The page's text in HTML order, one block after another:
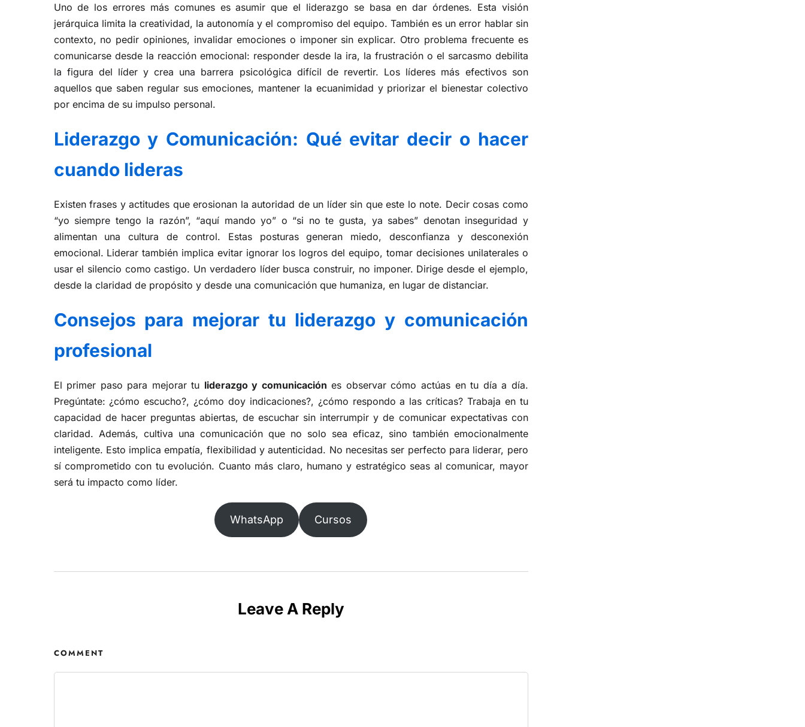
Uno de los errores más comunes es asumir que el liderazgo se basa en dar órdenes. Esta visión
jerárquica limita la creatividad, la autonomía y el compromiso del equipo. También es un error hablar sin
contexto, no pedir opiniones, invalidar emociones o imponer sin explicar. Otro problema frecuente es
comunicarse desde la reacción emocional: responder desde la ira, la frustración o el sarcasmo debilita
la figura del líder y crea una barrera psicológica difícil de revertir. Los líderes más efectivos son
aquellos que saben regular sus emociones, mantener la ecuanimidad y priorizar el bienestar colectivo
por encima de su impulso personal.
Liderazgo y Comunicación: Qué evitar decir o hacer
cuando lideras
Existen frases y actitudes que erosionan la autoridad de un líder sin que este lo note. Decir cosas como
“yo siempre tengo la razón”, “aquí mando yo” o “si no te gusta, ya sabes” denotan inseguridad y
alimentan una cultura de control. Estas posturas generan miedo, desconfianza y desconexión
emocional. Liderar también implica evitar ignorar los logros del equipo, tomar decisiones unilaterales o
usar el silencio como castigo. Un verdadero líder busca construir, no imponer. Dirige desde el ejemplo,
desde la claridad de propósito y desde una comunicación que humaniza, en lugar de distanciar.
Consejos para mejorar tu liderazgo y comunicación
profesional
El primer paso para mejorar tu liderazgo y comunicación es observar cómo actúas en tu día a día.
Pregúntate: ¿cómo escucho?, ¿cómo doy indicaciones?, ¿cómo respondo a las críticas? Trabaja en tu
capacidad de hacer preguntas abiertas, de escuchar sin interrumpir y de comunicar expectativas con
claridad. Además, cultiva una comunicación que no solo sea eficaz, sino también emocionalmente
inteligente. Esto implica empatía, flexibilidad y autenticidad. No necesitas ser perfecto para liderar, pero
sí comprometido con tu evolución. Cuanto más claro, humano y estratégico seas al comunicar, mayor
será tu impacto como líder.
WhatsApp Cursos
Leave A Reply
COMMENT